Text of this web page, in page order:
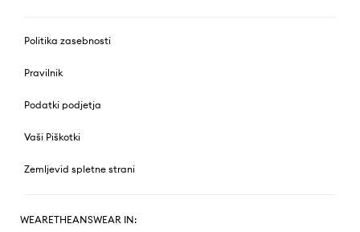
Politika zasebnosti
Pravilnik
Podatki podjetja
Vaši Piškotki
Zemljevid spletne strani
WEARETHEANSWEAR IN: